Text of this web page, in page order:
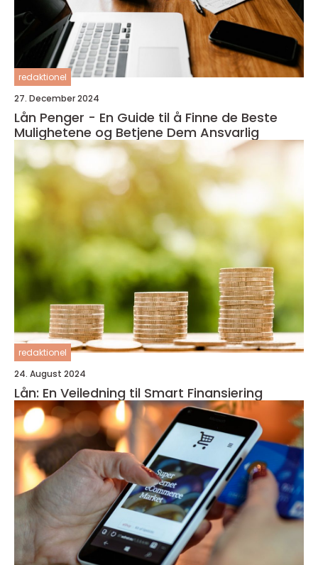
redaktionel
27. December 2024
Lån Penger - En Guide til å Finne de Beste
Mulighetene og Betjene Dem Ansvarlig
redaktionel
24. August 2024
Lån: En Veiledning til Smart Finansiering